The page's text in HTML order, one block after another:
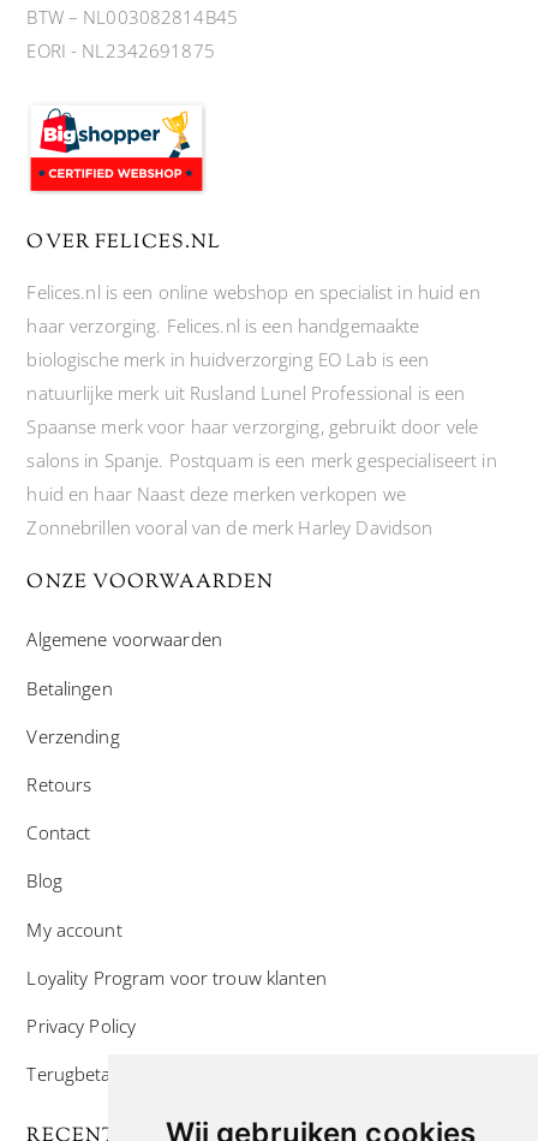
Wij gebruiken cookies
BTW – NL003082814B45
EORI - NL2342691875
OVER FELICES.NL
Felices.nl is een online webshop en specialist in huid en
haar verzorging. Felices.nl is een handgemaakte
biologische merk in huidverzorging EO Lab is een
natuurlijke merk uit Rusland Lunel Professional is een
Spaanse merk voor haar verzorging, gebruikt door vele
salons in Spanje. Postquam is een merk gespecialiseert in
huid en haar Naast deze merken verkopen we
Zonnebrillen vooral van de merk Harley Davidson
ONZE VOORWAARDEN
Algemene voorwaarden
Betalingen
Verzending
Retours
Contact
Blog
My account
Loyality Program voor trouw klanten
Privacy Policy
Terugbetaal- en retourneringsbeleid